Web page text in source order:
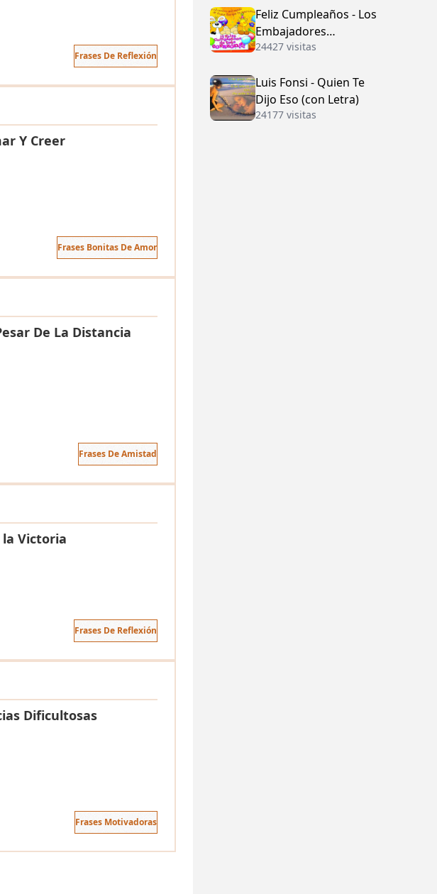
Frases De Reflexión
Y Creer
Frases Bonitas De Amor
De La Distancia
Frases De Amistad
Victoria
Frases De Reflexión
Dificultosas
Frases Motivadoras
Feliz Cumpleaños - Los
Embajadores
Vallenatos (con Letra)
24427 visitas
Luis Fonsi - Quien Te
Dijo Eso (con Letra)
24177 visitas